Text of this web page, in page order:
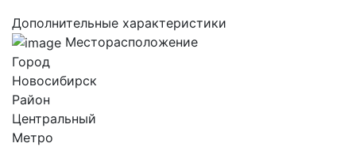
Дополнительные характеристики
Месторасположение
Город
Новосибирск
Район
Центральный
Метро